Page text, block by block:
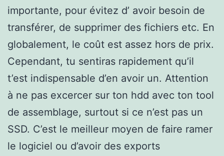
importante, pour évitez d’ avoir besoin de
transférer, de supprimer des fichiers etc. En
globalement, le coût est assez hors de prix.
Cependant, tu sentiras rapidement qu’il
t’est indispensable d’en avoir un. Attention
à ne pas excercer sur ton hdd avec ton tool
de assemblage, surtout si ce n’est pas un
SSD. C’est le meilleur moyen de faire ramer
le logiciel ou d’avoir des exports